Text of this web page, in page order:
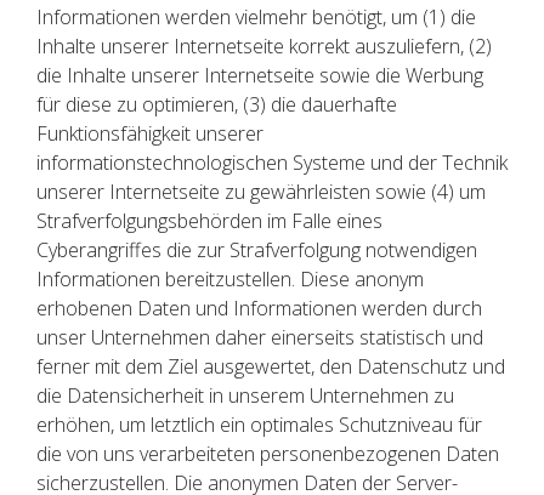
Informationen werden vielmehr benötigt, um (1) die
Inhalte unserer Internetseite korrekt auszuliefern, (2)
die Inhalte unserer Internetseite sowie die Werbung
für diese zu optimieren, (3) die dauerhafte
Funktionsfähigkeit unserer
informationstechnologischen Systeme und der Technik
unserer Internetseite zu gewährleisten sowie (4) um
Strafverfolgungsbehörden im Falle eines
Cyberangriffes die zur Strafverfolgung notwendigen
Informationen bereitzustellen. Diese anonym
erhobenen Daten und Informationen werden durch
unser Unternehmen daher einerseits statistisch und
ferner mit dem Ziel ausgewertet, den Datenschutz und
die Datensicherheit in unserem Unternehmen zu
erhöhen, um letztlich ein optimales Schutzniveau für
die von uns verarbeiteten personenbezogenen Daten
sicherzustellen. Die anonymen Daten der Server-